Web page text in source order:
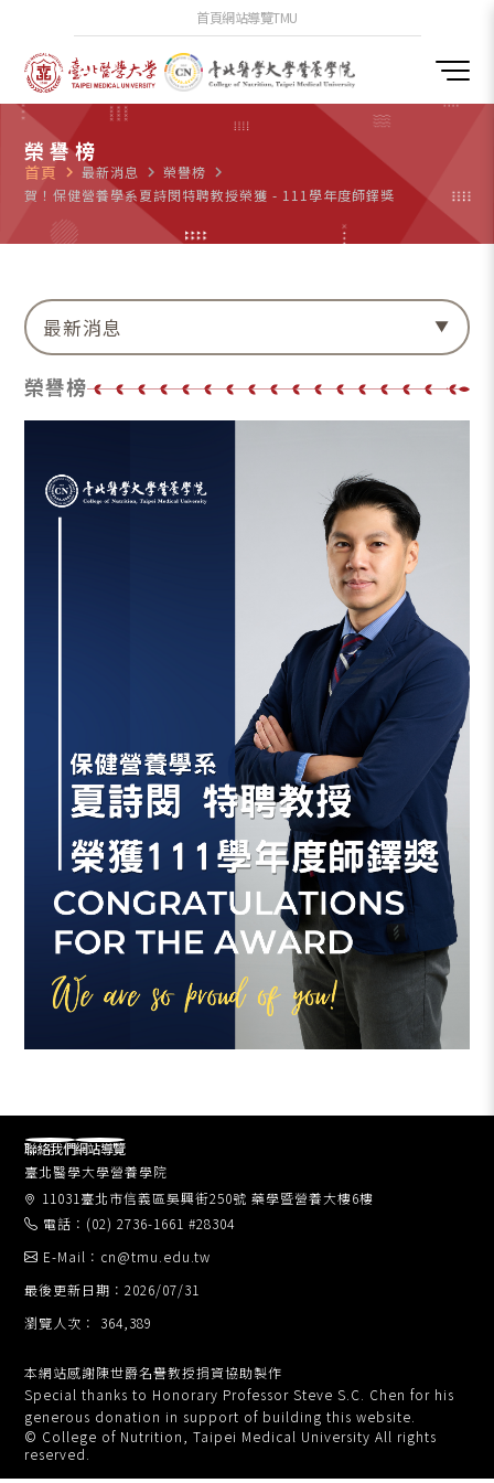
首頁網站導覽TMU
榮譽榜
首頁 navigate_next 最新消息 navigate_next 榮譽榜 navigate_next
賀！保健營養學系夏詩閔特聘教授榮獲 - 111學年度師鐸獎
最新消息
榮譽榜
臺北醫學大學營養學院
11031臺北市信義區吳興街250號 藥學暨營養大樓6樓
電話：(02) 2736-1661 #28304
瀏覽人次： 364,389
E-Mail：cn@tmu.edu.tw
最後更新日期：2026/07/31
聯絡我們網站導覽
本網站感謝陳世爵名譽教授捐資協助製作
Special thanks to Honorary Professor Steve S.C. Chen for his
generous donation in support of building this website.
© College of Nutrition, Taipei Medical University All rights
reserved.